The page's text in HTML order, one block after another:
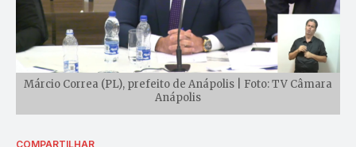
Márcio Correa (PL), prefeito de Anápolis | Foto: TV Câmara
Anápolis
COMPARTILHAR